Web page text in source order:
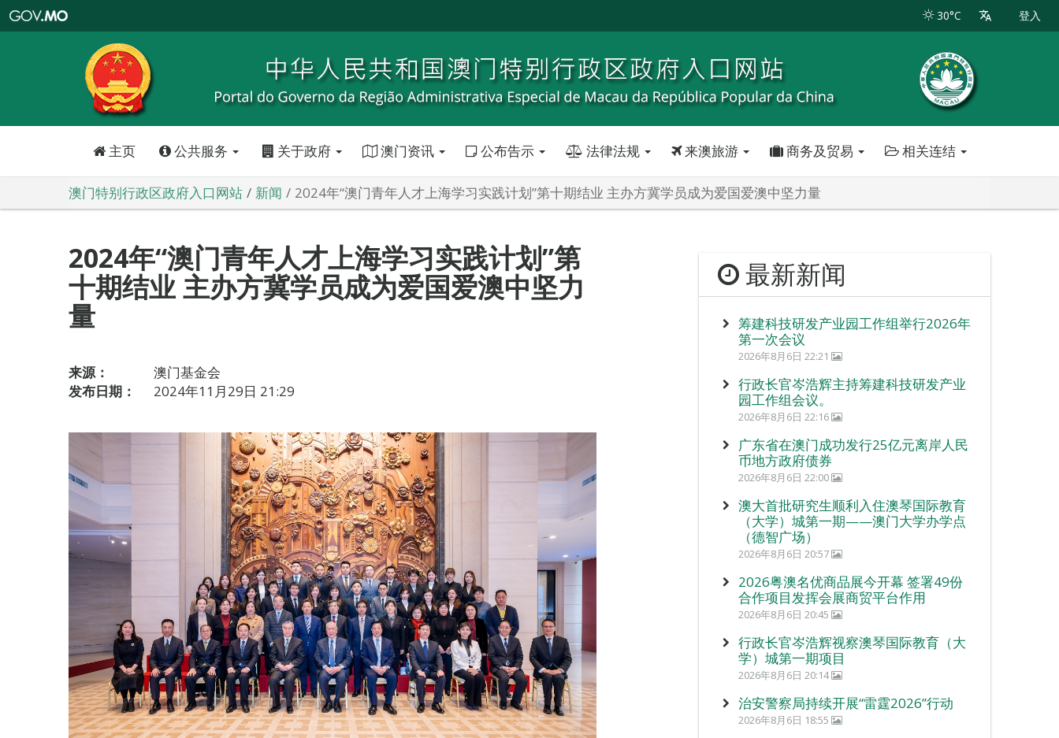
特
政
区
政
口
30°C 登入
主页 公共服务 关于政府 澳门资讯 公布告示 法律法规 来澳旅游 商务及贸易 相关连结
澳门特别行政区政府入口网站 新闻 2024年“澳门青年人才上海学习实践计划”第十期结业 主办方冀学员成为爱国爱澳中坚力量
2024年“澳门青年人才上海学习实践计划”第
十期结业 主办方冀学员成为爱国爱澳中坚力
量
来源：
澳门基金会
发布日期：
2024年11月29日 21:29
最新新闻
筹建科技研发产业园工作组举行2026年
第一次会议
2026年8月6日 22:21
行政长官岑浩辉主持筹建科技研发产业
园工作组会议。
2026年8月6日 22:16
广东省在澳门成功发行25亿元离岸人民
币地方政府债券
2026年8月6日 22:00
澳大首批研究生顺利入住澳琴国际教育
（大学）城第一期——澳门大学办学点
（德智广场）
2026年8月6日 20:57
2026粤澳名优商品展今开幕 签署49份
合作项目发挥会展商贸平台作用
2026年8月6日 20:45
行政长官岑浩辉视察澳琴国际教育（大
学）城第一期项目
2026年8月6日 20:14
治安警察局持续开展“雷霆2026”行动
2026年8月6日 18:55